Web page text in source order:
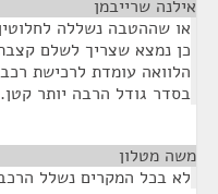
אילנה שרייבמן
או שההטבה נשללה
כן נמצא שצריך לשלם
הלוואה עומדת לרכישת
בסדר גודל הרבה יותר קטן.
משה מטלון
לא בכל המקרים נשלל